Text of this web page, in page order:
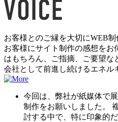
お客様とのご縁を大切にWEB制
お客様にサイト制作の感想を
はもちろん、ご指摘、ご要望な
会社として前進し続けるエネル
今回は、弊社が紙媒体で
制作をお願いしました。
討する中で、特に印象的